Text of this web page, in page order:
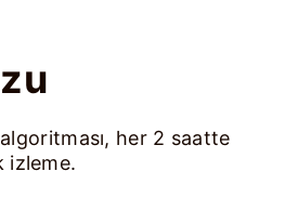
her 2 saatte
izleme.